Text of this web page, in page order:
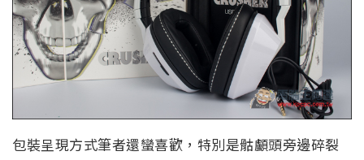
包裝呈現方式筆者還蠻喜歡，特別是骷顱頭旁邊碎裂